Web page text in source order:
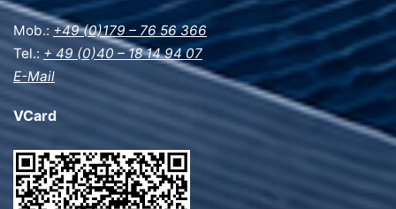
Mob.: +49 (0)179 – 76 56 366
Tel.: + 49 (0)40 – 18 14 94 07
E-Mail
VCard